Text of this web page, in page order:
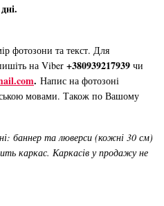
фотозони та текст. Для
на Viber +380939217939 чи
. Напис на фотозоні
мовами. Також по Вашому
баннер та люверси (кожні 30 см)
каркас. Каркасів у продажу не